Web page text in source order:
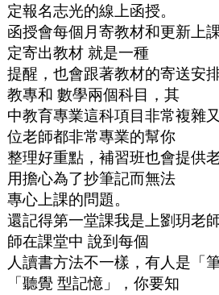
定報名志光的線上函授。
函授會每個月寄教材和更新上
定寄出教材 就是一種
提醒，也會跟著教材的寄送安
教專和 數學兩個科目，其
中教育專業這科項目非常複雜
位老師都非常專業的幫你
整理好重點，補習班也會提供
用擔心為了抄筆記而無法
專心上課的問題。
還記得第一堂課我是上劉玥老
師在課堂中 說到每個
人讀書方法不一樣，有人是「
「聽覺 型記憶」，你要知